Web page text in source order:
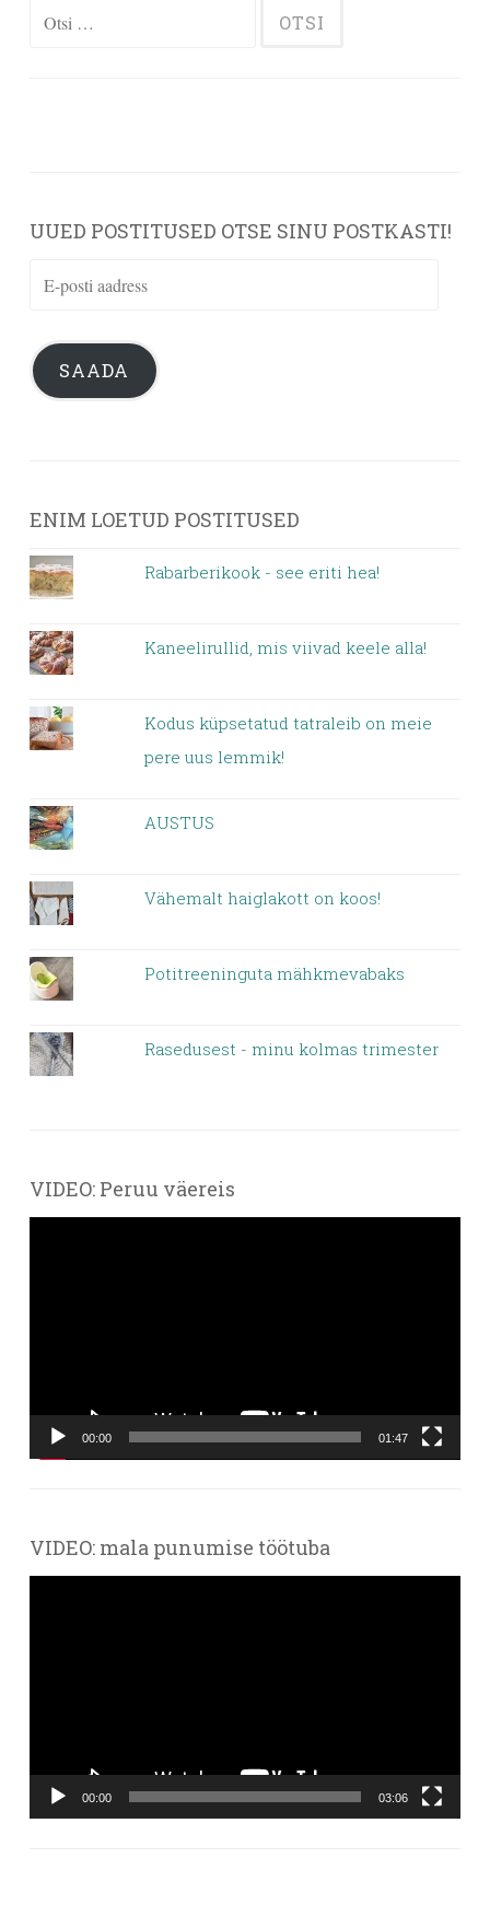
Otsi:
UUED POSTITUSED OTSE SINU POSTKASTI!
E-
aadress
SAADA
ENIM LOETUD POSTITUSED
Rabarberikook - see eriti hea!
Kaneelirullid, mis viivad keele alla!
Kodus küpsetatud tatraleib on meie
pere uus lemmik!
AUSTUS
Vähemalt haiglakott on koos!
Potitreeninguta mähkmevabaks
Rasedusest - minu kolmas trimester
VIDEO: Peruu väereis
00:00 01:47
VIDEO: mala punumise töötuba
00:00 03:06